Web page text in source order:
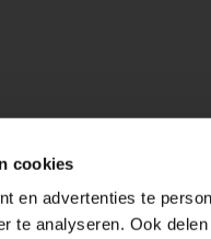
cookies
en advertenties te
te analyseren. Ook